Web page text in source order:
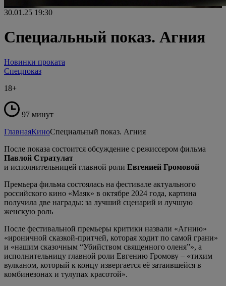
30.01.25 19:30
Специальный показ. Агния
Новинки проката
Спецпоказ
18+
97 минут
ГлавнаяКиноСпециальный показ. Агния
После показа состоится обсуждение с режиссером фильма
Павлой Стратулат
и исполнительницей главной роли Евгенией Громовой
Премьера фильма состоялась на фестивале актуального
российского кино «Маяк» в октябре 2024 года, картина
получила две награды: за лучший сценарий и лучшую
женскую роль
После фестивальной премьеры критики назвали «Агнию»
«ироничной сказкой-притчей, которая ходит по самой грани»
и «нашим сказочным “Убийством священного оленя”», а
исполнительницу главной роли Евгению Громову – «тихим
вулканом, который к концу извергается её затаившейся в
комбинезонах и тулупах красотой».